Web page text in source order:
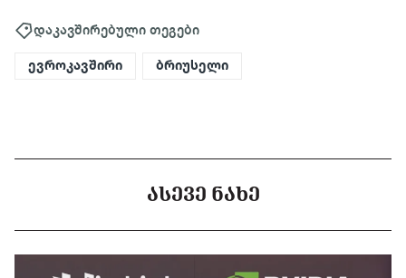
დაკავშირებული თეგები
ევროკავშირი ბრიუსელი
ᲐᲡᲔᲕᲔ ᲜᲐᲮᲔ